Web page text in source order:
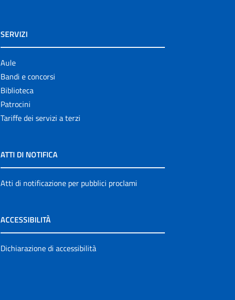
SERVIZI
Aule
Bandi e concorsi
Biblioteca
Patrocini
Tariffe dei servizi a terzi
ATTI DI NOTIFICA
Atti di notificazione per pubblici proclami
ACCESSIBILITÀ
Dichiarazione di accessibilità